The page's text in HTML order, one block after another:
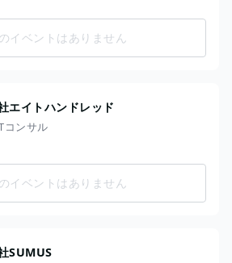
イベントはありません
エイトハンドレッド
コンサル
イベントはありません
SUMUS